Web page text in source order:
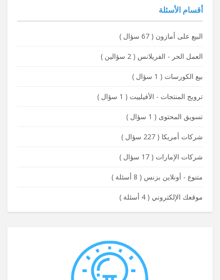
أقسام الأسئلة
البيع على أمازون ( 67 سؤال )
العمل الحر - الفريلانس ( 2 سؤالين )
بيع الكورسات ( 1 سؤال )
ترويج المنتجات - الأفيلييت ( 1 سؤال )
تسويق المحتوى ( 1 سؤال )
شركات أمريكا ( 227 سؤال )
شركات الإمارات ( 17 سؤال )
متنوع - أونلاين بزنس ( 8 أسئلة )
موقعك الإلكتروني ( 4 أسئلة )